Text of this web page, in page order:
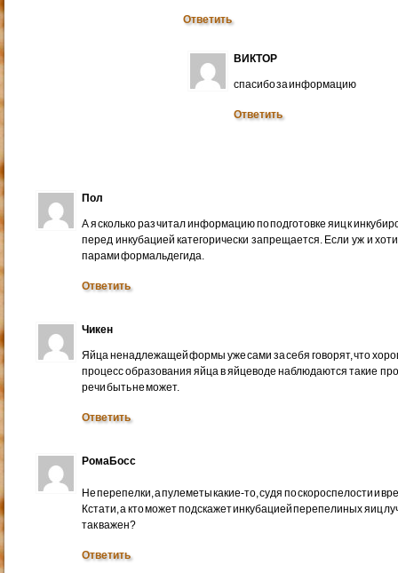
Ответить
ВИКТОР
спасибо за информацию
Ответить
Пол
А я сколько раз читал информацию по подготовке яиц к
перед инкубацией категорически запрещается. Если уж и
парами формальдегида.
Ответить
Чикен
Яйца ненадлежащей формы уже сами за себя говорят, что
процесс образования яйца в яйцеводе наблюдаются такие
речи быть не может.
Ответить
РомаБосс
Не перепелки, а пулеметы какие-то, судя по скороспелости и
Кстати, а кто может подскажет инкубацией перепелиных яиц
так важен?
Ответить